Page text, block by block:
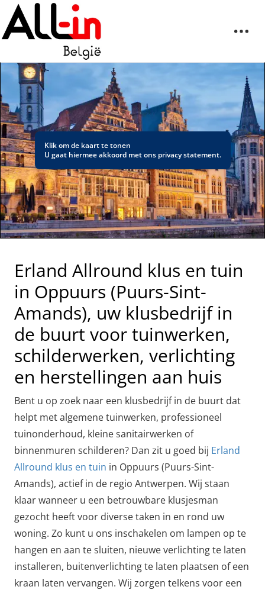
Klik om de kaart te tonen
U gaat hiermee akkoord met ons privacy statement.
Erland Allround klus en tuin
in Oppuurs (Puurs-Sint-
Amands), uw klusbedrijf in
de buurt voor tuinwerken,
schilderwerken, verlichting
en herstellingen aan huis
Bent u op zoek naar een klusbedrijf in de buurt dat
helpt met algemene tuinwerken, professioneel
tuinonderhoud, kleine sanitairwerken of
binnenmuren schilderen? Dan zit u goed bij Erland
Allround klus en tuin in Oppuurs (Puurs-Sint-
Amands), actief in de regio Antwerpen. Wij staan
klaar wanneer u een betrouwbare klusjesman
gezocht heeft voor diverse taken in en rond uw
woning. Zo kunt u ons inschakelen om lampen op te
hangen en aan te sluiten, nieuwe verlichting te laten
installeren, buitenverlichting te laten plaatsen of een
kraan laten vervangen. Wij zorgen telkens voor een